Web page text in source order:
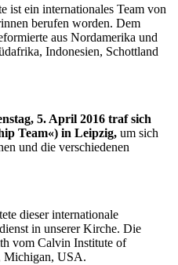
ist ein internationales Team von
berufen worden. Dem
aus Nordamerika und
Indonesien, Schottland
5. April 2016 traf sich
Team«) in Leipzig, um sich
und die verschiedenen
dieser internationale
in unserer Kirche. Die
vom Calvin Institute of
Michigan, USA.